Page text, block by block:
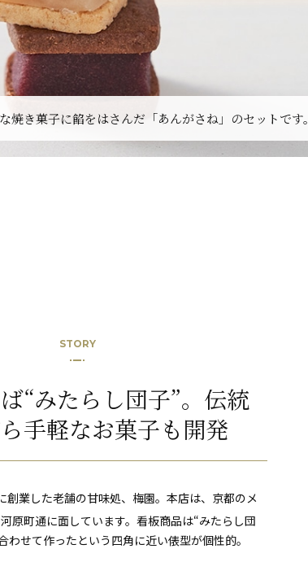
き菓子に餡をはさんだ「あんがさね」のセットです。
STORY
“みたらし団子”。伝統
手軽なお菓子も開発
創業した老舗の甘味処、梅園。本店は、京都のメ
原町通に面しています。看板商品は“みたらし団
わせて作ったという四角に近い俵型が個性的。